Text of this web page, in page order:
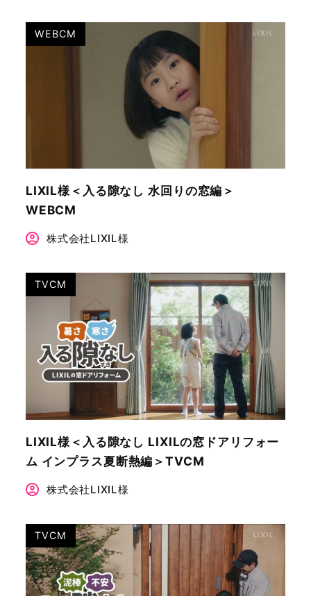
WEBCM
LIXIL様＜入る隙なし 水回りの窓編＞
WEBCM
株式会社LIXIL様
TVCM
LIXIL様＜入る隙なし LIXILの窓ドアリフォー
ム インプラス夏断熱編＞TVCM
株式会社LIXIL様
TVCM